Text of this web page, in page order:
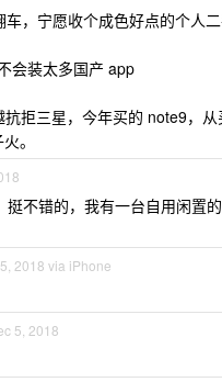
车，宁愿收个成色好点的个人二
会装太多国产 app
抗拒三星，今年买的 note9，
。
挺不错的，我有一台自用闲置
2018 via iPhone
5, 2018